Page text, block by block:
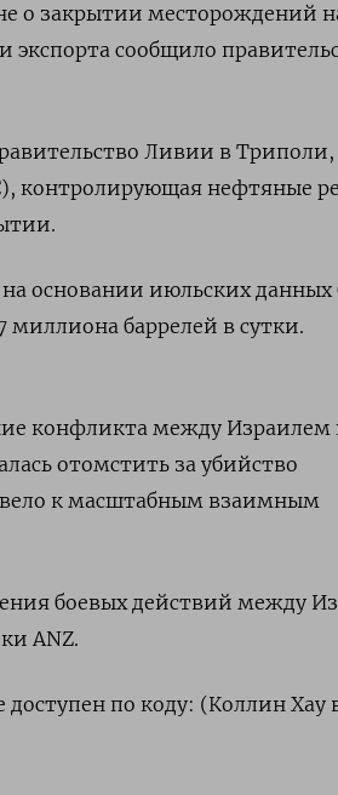
о закрытии месторождений
экспорта сообщило
Ливии в
контролирующая нефтяные
основании июльских
миллиона баррелей в сутки.
конфликта между Израилем
отомстить за убийство
к масштабным взаимным
боевых действий между
ANZ.
по коду: (Коллин Хау